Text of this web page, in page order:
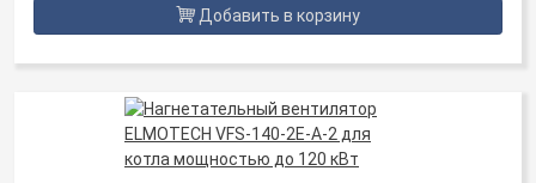
Добавить в корзину